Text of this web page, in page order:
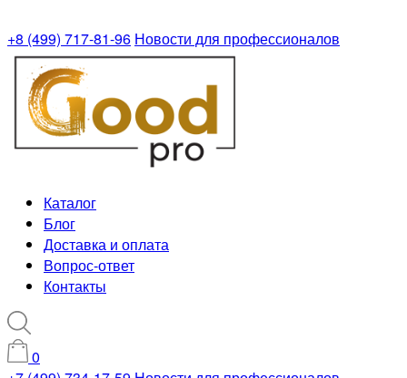
+8 (499) 717-81-96 Новости для профессионалов
Каталог
Блог
Доставка и оплата
Вопрос-ответ
Контакты
0